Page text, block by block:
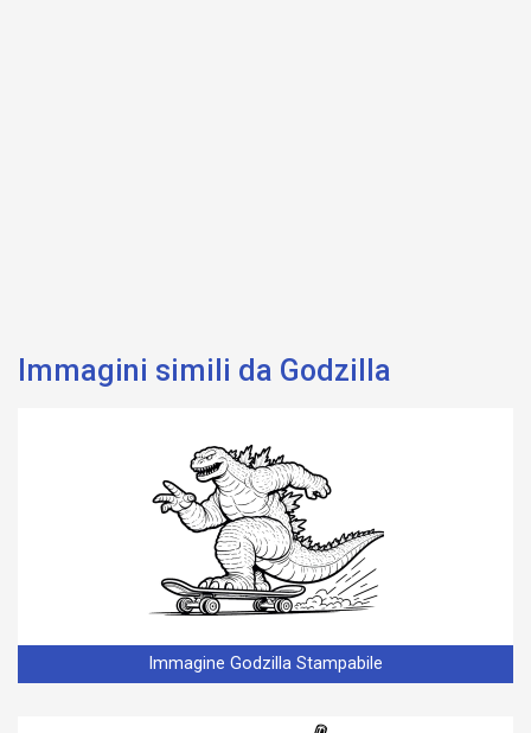
Immagini simili da Godzilla
Immagine Godzilla Stampabile